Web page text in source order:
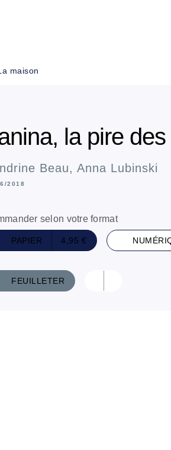
maison
la pire
Beau,Anna Lubinski
2018
selon votre format
PAPIER 4,95 €
FEUILLETER